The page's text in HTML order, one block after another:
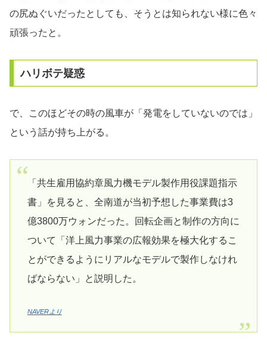
の尻ぬぐいだったとしても、そうとは知られない様に色々
頑張ったと。
ハリボテ疑惑
で、このほどその時の風車が「発電をしていないのでは」
という話が持ち上がる。
「共生雇用協約章風力機モデル製作用役課題指示
書」を見ると、全南道が当初予想した事業費は3
億3800万ウォンだった。回転企画と制作の方向に
ついて「洋上風力事業の広報効果を極大化するこ
とができるようにリアルなモデルで製作しなけれ
ばならない」と説明した。
NAVERより